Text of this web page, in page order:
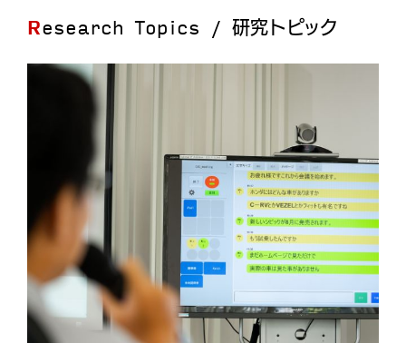
Research Topics / 研究トピック